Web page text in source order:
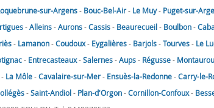
sur-Argens- Bouc-Bel-Air- Le Muy- Puget-sur-
-Alleins-Aurons-Cassis- Beaurecueil- Boulbon-
- Lamanon-Coudoux- Eygalières- Barjols-Tourves- Le
- Entrecasteaux-Salernes-Aups- Régusse-
- La Môle-Cavalaire-sur-Mer- Ensuès-la-Redonne-Carry-le-
-Saint-Andiol- Plan-d'Orgon-Cornillon-Confoux-